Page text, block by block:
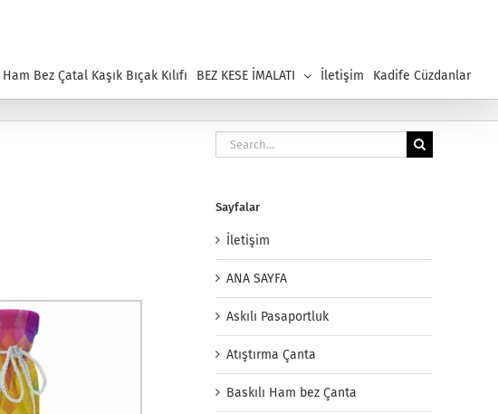
Ham Bez Çatal Kaşık Bıçak Kılıfı BEZ KESE İMALATI İletişim Kadife Cüzdanlar
Search
for:
Sayfalar
İletişim
ANA SAYFA
Askılı Pasaportluk
Atıştırma Çanta
Baskılı Ham bez Çanta